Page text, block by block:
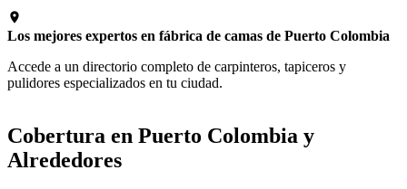
Los mejores expertos en fábrica de camas de Puerto Colombia
Accede a un directorio completo de carpinteros, tapiceros y
pulidores especializados en tu ciudad.
Cobertura en Puerto Colombia y
Alrededores